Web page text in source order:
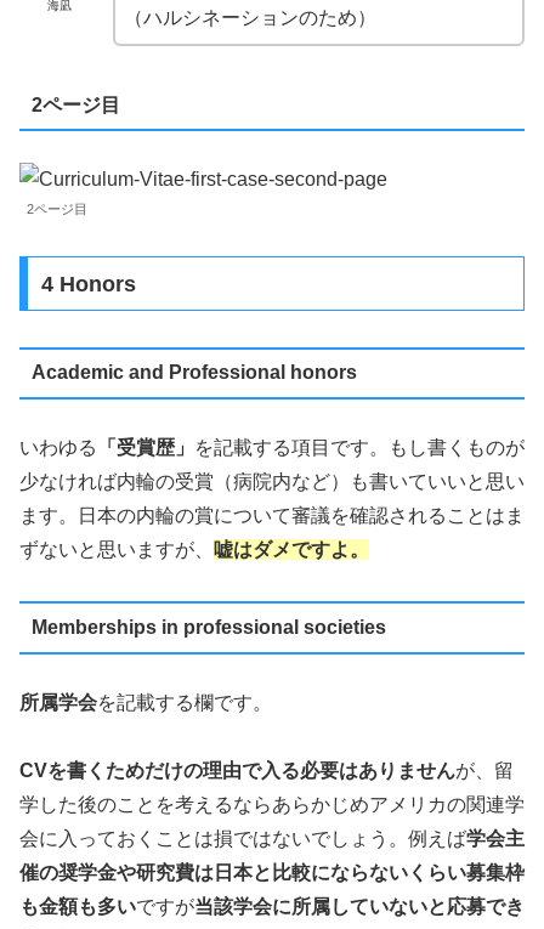
海凪
（ハルシネーションのため）
2ページ目
2ページ目
4 Honors
Academic and Professional honors
いわゆる 「受賞歴」
を記載する項目です。もし書くものが
少なければ内輪の受賞（病院内など）も書いていいと思い
ます。日本の内輪の賞について審議を確認されることはま
ずないと思いますが、
嘘はダメですよ。
Memberships in professional societies
所属学会を記載する欄です。
CVを書くためだけの理由で入る必要はありませんが、留
学した後のことを考えるならあらかじめアメリカの関連学
会に入っておくことは損ではないでしょう。例えば学会主
催の奨学金や研究費は日本と比較にならないくらい募集枠
も金額も多いですが当該学会に所属していないと応募でき